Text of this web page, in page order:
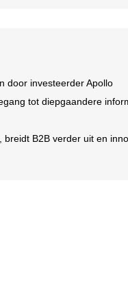
door investeerder Apollo
tot diepgaandere
B2B verder uit en